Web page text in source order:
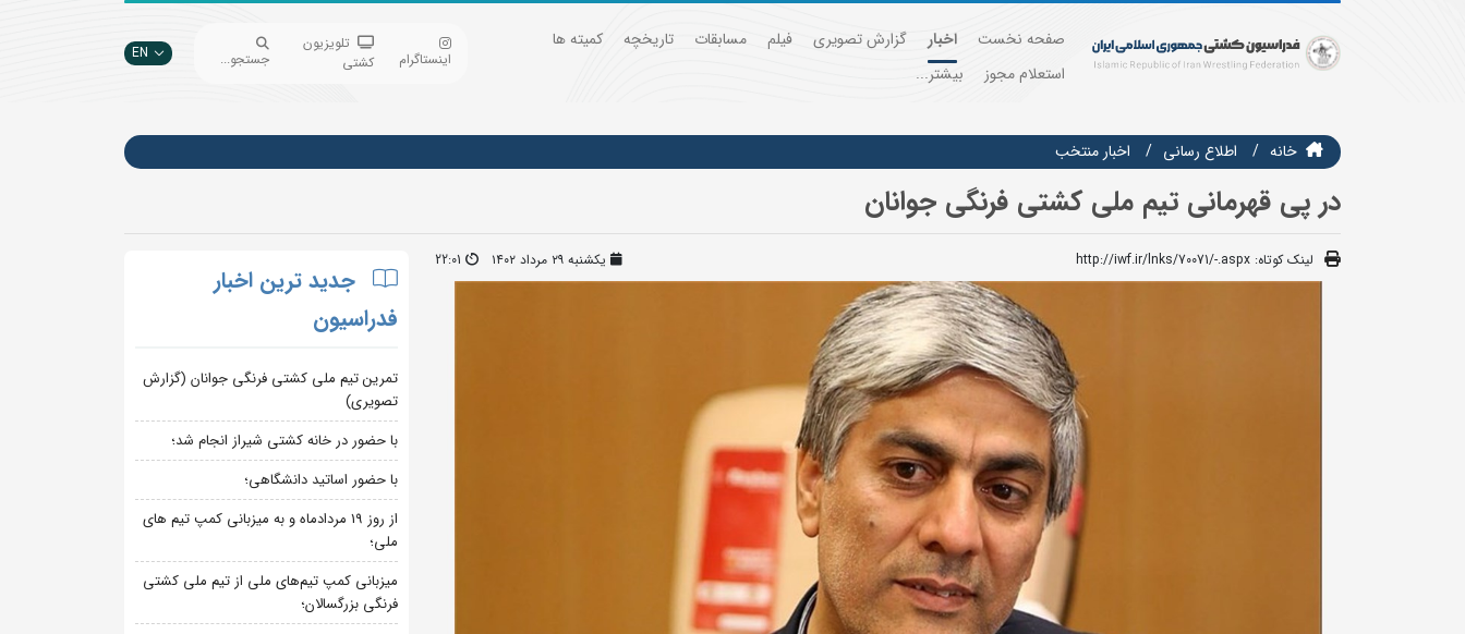
صفحه نخست اخبار گزارش تصویری فیلم مسابقات تاریخچه
کمیته ها
استعلام مجوز
بیشتر...
اینستاگرام
تلویزیون
کشتی
جستجو... EN
خانه اطلاع رسانی اخبار منتخب
در پی قهرمانی تیم ملی کشتی فرنگی جوانان
لینک کوتاه: http://iwf.ir/lnks/70071/-.aspx یکشنبه ۲۹ مرداد ۱۴۰۲ 22:01
جدید ترین اخبار
فدراسیون
تمرین تیم ملی کشتی فرنگی جوانان (گزارش
تصویری)
با حضور در خانه کشتی شیراز انجام شد؛
با حضور اساتید دانشگاهی؛
از روز 19 مردادماه و به میزبانی کمپ تیم های
ملی؛
میزبانی کمپ تیم‌های ملی از تیم ملی کشتی
فرنگی بزرگسالان؛